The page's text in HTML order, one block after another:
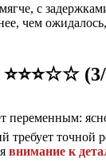
с
чем
переменным:
требует
внимание к